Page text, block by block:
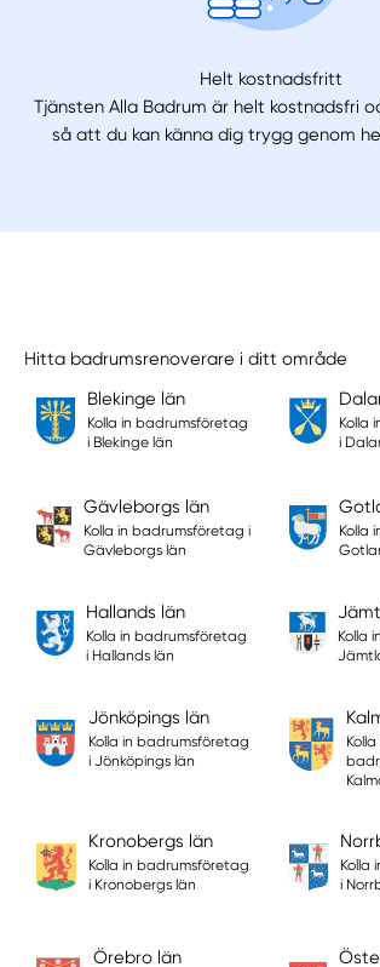
Helt kostnadsfritt
Tjänsten Alla Badrum är helt kostnadsfri
så att du kan känna dig trygg genom
Hitta badrumsrenoverare i ditt område
Blekinge län
Kolla in badrumsföretag
i Blekinge län
Kolla
i
Gävleborgs län
Kolla in badrumsföretag i
Gävleborgs län
Kolla
Hallands län
Kolla in badrumsföretag
i Hallands län
Kolla
Jönköpings län
Kolla in badrumsföretag
i Jönköpings län
Kolla
Kronobergs län
Kolla in badrumsföretag
i Kronobergs län
Kolla
i
Örebro län